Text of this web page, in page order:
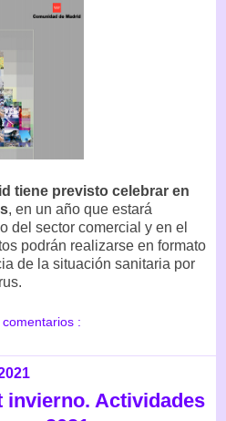
tiene previsto celebrar en
, en un año que estará
del sector comercial y en el
podrán realizarse en formato
de la situación sanitaria por
comentarios :
invierno. Actividades